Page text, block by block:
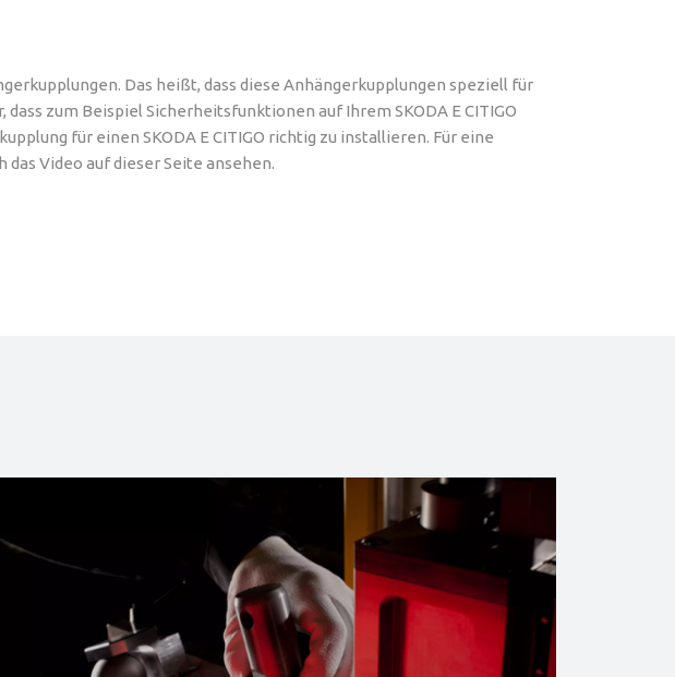
Das heißt, dass diese Anhängerkupplungen speziell für
zum Beispiel Sicherheitsfunktionen auf Ihrem SKODA E CITIGO
für einen SKODA E CITIGO richtig zu installieren. Für eine
das Video auf dieser Seite ansehen.